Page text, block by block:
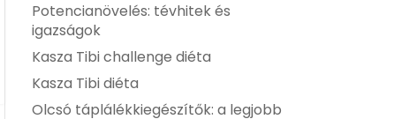
Potencianövelés: tévhitek és
igazságok
Kasza Tibi challenge diéta
Kasza Tibi diéta
Olcsó táplálékkiegészítők: a legjobb